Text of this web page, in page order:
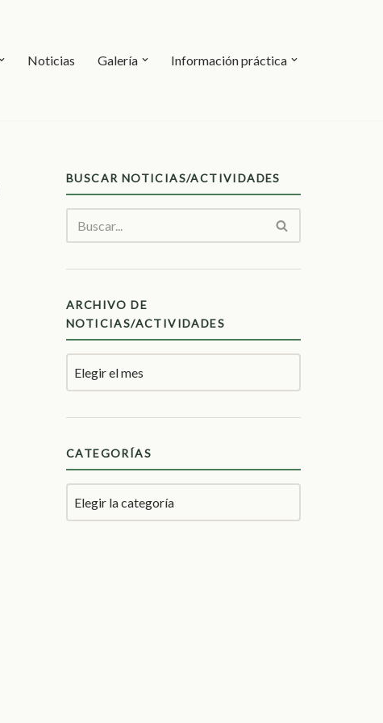
Noticias Galería Información práctica
BUSCAR NOTICIAS/ACTIVIDADES
ARCHIVO DE
NOTICIAS/ACTIVIDADES
CATEGORÍAS